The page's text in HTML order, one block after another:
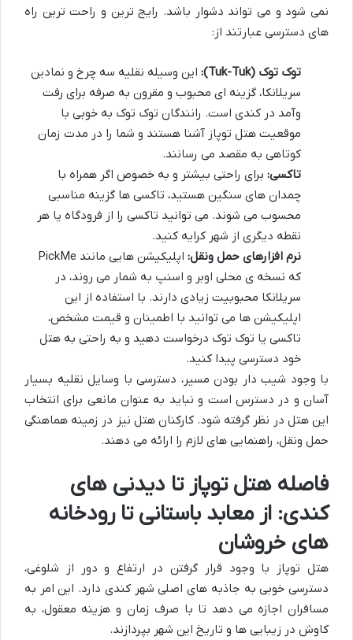
نمی شود و می تواند دشوار باشد. رایج ترین و راحت ترین راه
های دسترسی عبارتند از:
توک توک (Tuk-Tuk):
این وسیله نقلیه سه چرخ و نمادین
سریلانکا، گزینه ای محبوب و مقرون به صرفه برای رفت
وآمد در کندی است. رانندگان توک توک به خوبی با
موقعیت هتل توپاز آشنا هستند و شما را در مدت زمان
کوتاهی به مقصد می رسانند.
تاکسی: برای راحتی بیشتر و به خصوص اگر همراه با
چمدان های سنگین هستید، تاکسی ها گزینه مناسبی
محسوب می شوند. می توانید تاکسی را از فرودگاه یا هر
نقطه دیگری از شهر کرایه کنید.
نرم افزارهای حمل ونقل:
اپلیکیشن هایی مانند PickMe
که نسخه ی محلی اوبر و اسنپ به شمار می روند، در
سریلانکا محبوبیت زیادی دارند. با استفاده از این
اپلیکیشن ها می توانید با اطمینان و قیمت مشخص،
تاکسی یا توک توک درخواست دهید و به راحتی به هتل
خود دسترسی پیدا کنید.
با وجود شیب دار بودن مسیر، دسترسی با وسایل نقلیه بسیار
آسان و در دسترس است و نباید به عنوان مانعی برای انتخاب
این هتل در نظر گرفته شود. کارکنان هتل نیز در زمینه هماهنگی
حمل ونقل، راهنمایی های لازم را ارائه می دهند.
فاصله هتل توپاز تا دیدنی های
کندی: از معابد باستانی تا رودخانه
های خروشان
هتل توپاز با وجود قرار گرفتن در ارتفاع و دور از شلوغی،
دسترسی خوبی به جاذبه های اصلی شهر کندی دارد. این امر به
مسافران اجازه می دهد تا با صرف زمان و هزینه معقول، به
کاوش در زیبایی ها و تاریخ این شهر بپردازند.